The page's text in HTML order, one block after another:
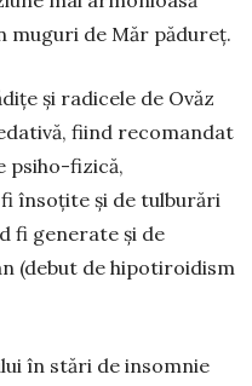
muguri de Măr pădureț.
și radicele de Ovăz
fiind recomandat
psiho-fizică,
în­soțite și de tulburări
fi generate și de
(debut de hipotiroidism
în stări de insomnie